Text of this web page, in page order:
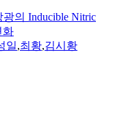
의 Inducible Nitric
화
일,최황,김시황